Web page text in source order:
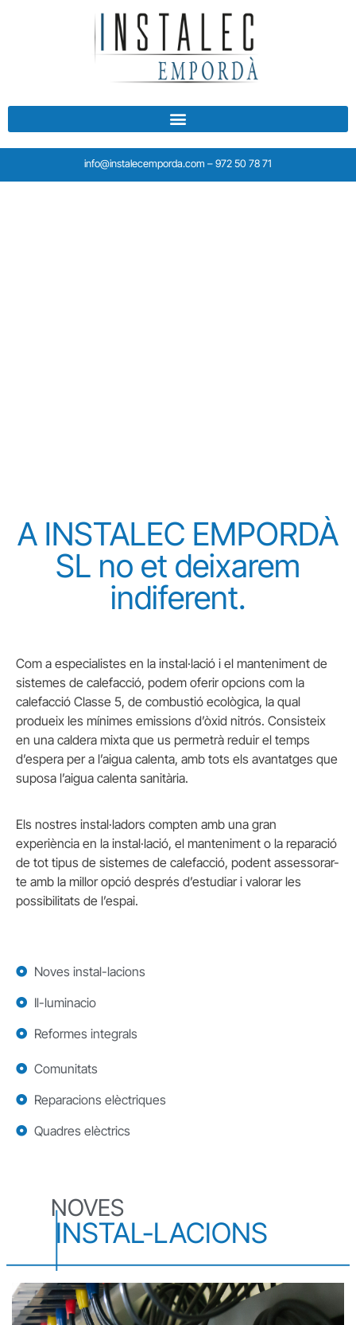
info@instalecemporda.com – 972 50 78 71
A INSTALEC EMPORDÀ
SL no et deixarem
indiferent.
Com a especialistes en la instal·lació i el manteniment de
sistemes de calefacció, podem oferir opcions com la
calefacció Classe 5, de combustió ecològica, la qual
produeix les mínimes emissions d’òxid nitrós. Consisteix
en una caldera mixta que us permetrà reduir el temps
d’espera per a l’aigua calenta, amb tots els avantatges que
suposa l’aigua calenta sanitària.
Els nostres instal·ladors compten amb una gran
experiència en la instal·lació, el manteniment o la reparació
de tot tipus de sistemes de calefacció, podent assessorar-
te amb la millor opció després d’estudiar i valorar les
possibilitats de l’espai.
Noves instal-lacions
Il-luminacio
Reformes integrals
Comunitats
Reparacions elèctriques
Quadres elèctrics
NOVES
INSTAL-LACIONS